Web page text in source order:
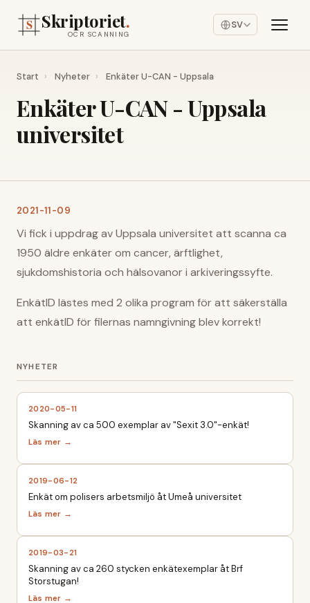
Skriptoriet.
OCR SCANNING
SV
Start › Nyheter › Enkäter U-CAN - Uppsala
Enkäter U-CAN - Uppsala
universitet
2021-11-09
Vi fick i uppdrag av Uppsala universitet att scanna ca
1950 äldre enkäter om cancer, ärftlighet,
sjukdomshistoria och hälsovanor i arkiveringssyfte.
EnkätID lästes med 2 olika program för att säkerställa
att enkätID för filernas namngivning blev korrekt!
2020-05-11
Skanning av ca 500 exemplar av "Sexit 3.0"-enkät!
2019-06-12
Enkät om polisers arbetsmiljö åt Umeå universitet
2019-03-21
Skanning av ca 260 stycken enkätexemplar åt Brf
Storstugan!